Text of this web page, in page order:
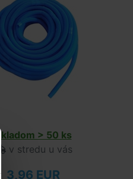
Skladom > 50 ks
v stredu u vás
3,96 EUR